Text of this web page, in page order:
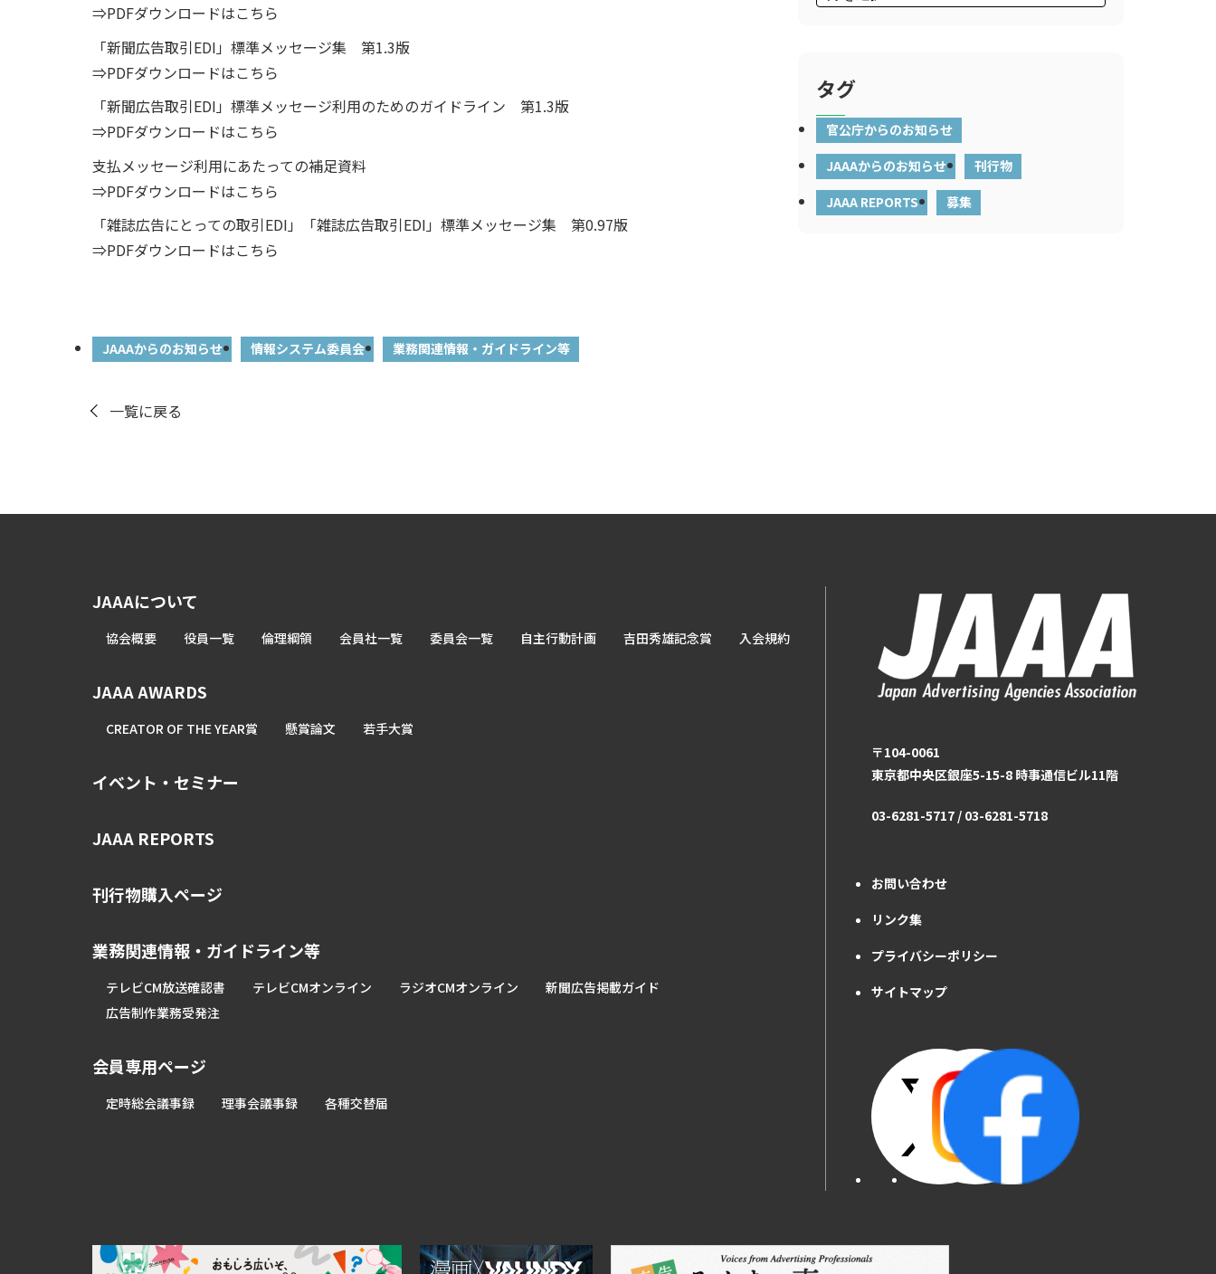
⇒PDFダウンロードはこちら
「新聞広告取引EDI」標準メッセージ集 第1.3版
⇒PDFダウンロードはこちら
「新聞広告取引EDI」標準メッセージ利用のためのガイドライン 第1.3版
⇒PDFダウンロードはこちら
支払メッセージ利用にあたっての補足資料
⇒PDFダウンロードはこちら
「雑誌広告にとっての取引EDI」「雑誌広告取引EDI」標準メッセージ集 第0.97版
⇒PDFダウンロードはこちら
JAAAからのお知らせ 情報システム委員会 業務関連情報・ガイドライン等
一覧に戻る
タグ
官公庁からのお知らせ
JAAAからのお知らせ
刊行物
JAAA REPORTS
募集
JAAAについて
協会概要 役員一覧 倫理綱領 会員社一覧 委員会一覧 自主行動計画 吉田秀雄記念賞 入会規約
JAAA AWARDS
CREATOR OF THE YEAR賞 懸賞論文 若手大賞
イベント・セミナー
JAAA REPORTS
刊行物購入ページ
業務関連情報・ガイドライン等
テレビCM放送確認書 テレビCMオンライン ラジオCMオンライン
新聞広告掲載ガイド
広告制作業務受発注
会員専用ページ
定時総会議事録 理事会議事録 各種交替届
〒104-0061
東京都中央区銀座5-15-8 時事通信ビル11階
03-6281-5717 / 03-6281-5718
お問い合わせ
リンク集
プライバシーポリシー
サイトマップ